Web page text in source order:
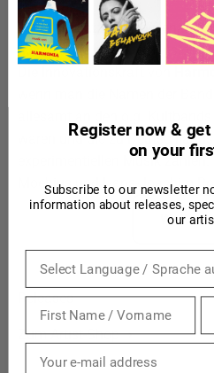
Im Gegensatz zu den
hierzulande nur einem
waren und die zu
experimentiellen Musik zählen:
Moebius und Hans-Joachim
Zum Artist-Shop
Register now &
on your
Subscribe to our newsletter
information about releases,
our